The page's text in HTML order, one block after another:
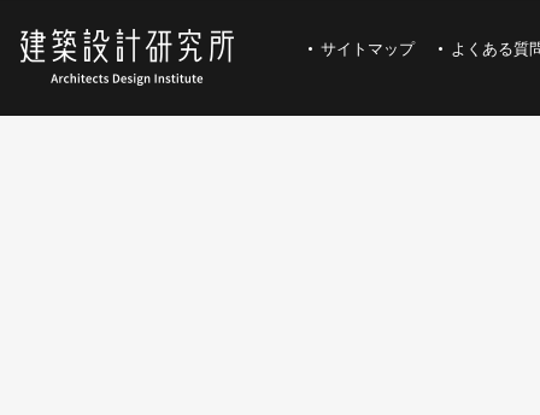
サイトマップ よくある質